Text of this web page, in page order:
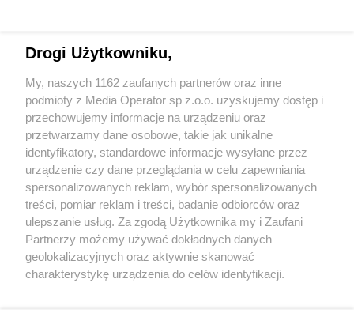
Wydawca mediówlokalnych
Nie zapomnij
zapoznać się z:
polityką prywatności regulamin korzystania z portali
Twojemiasto
Piekary Śląskie
Chorzów
Tarnowskie Góry
Skontakuj sięz nami
Kontakt
Wydawca
Redakcja
Drogi Użytkowniku,
My, naszych 1162 zaufanych partnerów oraz inne
podmioty z Media Operator sp z.o.o. uzyskujemy dostęp i
przechowujemy informacje na urządzeniu oraz
przetwarzamy dane osobowe, takie jak unikalne
identyfikatory, standardowe informacje wysyłane przez
urządzenie czy dane przeglądania w celu zapewniania
spersonalizowanych reklam, wybór spersonalizowanych
treści, pomiar reklam i treści, badanie odbiorców oraz
ulepszanie usług. Za zgodą Użytkownika my i Zaufani
Partnerzy możemy używać dokładnych danych
geolokalizacyjnych oraz aktywnie skanować
charakterystykę urządzenia do celów identyfikacji.